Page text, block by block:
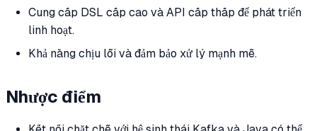
Cung cấp DSL cấp cao và API cấp thấp để phát triển
linh hoạt.
Khả năng chịu lỗi và đảm bảo xử lý mạnh mẽ.
Nhược điểm